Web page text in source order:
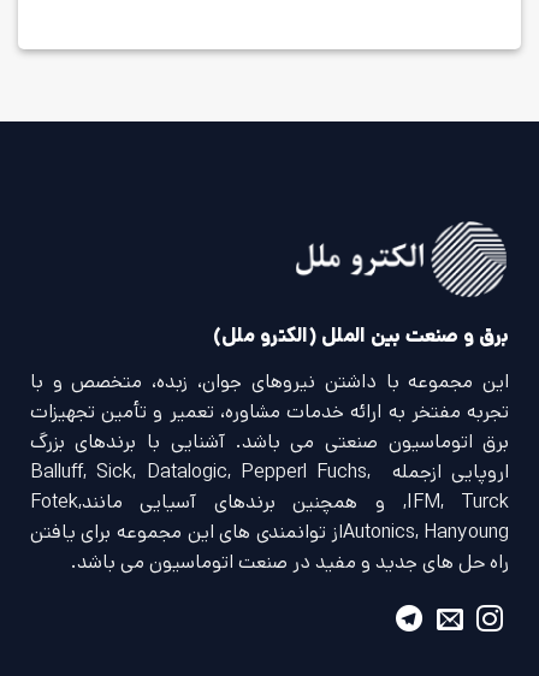
برق و صنعت بین الملل (الکترو ملل)
این مجموعه با داشتن نیروهای جوان، زبده، متخصص و با
تجربه مفتخر به ارائه خدمات مشاوره، تعمیر و تأمین تجهیزات
برق اتوماسیون صنعتی می باشد. آشنایی با برندهای بزرگ
اروپایی ازجمله Balluff, Sick, Datalogic, Pepperl Fuchs,
IFM, Turck, و همچنین برندهای آسیایی مانندFotek,
Autonics, Hanyoungاز توانمندی های این مجموعه برای یافتن
راه حل های جدید و مفید در صنعت اتوماسیون می باشد.